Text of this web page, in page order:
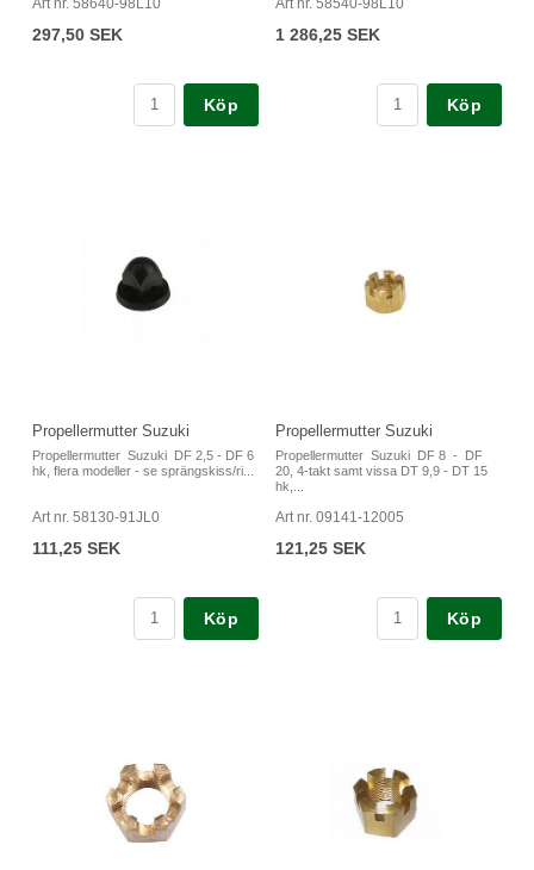
Art nr. 58640-98L10
297,50 SEK
Köp
Art nr. 58540-98L10
1 286,25 SEK
Köp
Propellermutter Suzuki
Propellermutter Suzuki DF 2,5 - DF 6
hk, flera modeller - se sprängskiss/ri...
Art nr. 58130-91JL0
111,25 SEK
Köp
Propellermutter Suzuki
Propellermutter Suzuki DF 8 - DF
20, 4-takt samt vissa DT 9,9 - DT 15
hk,...
Art nr. 09141-12005
121,25 SEK
Köp